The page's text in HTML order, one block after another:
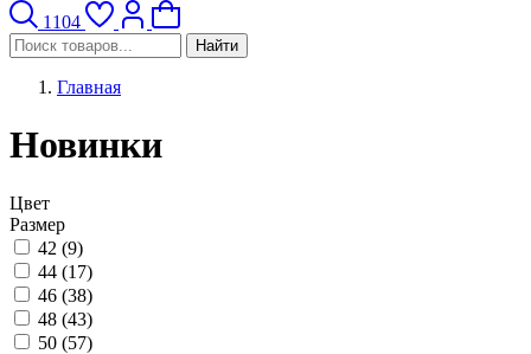
1104
Найти
Главная
Новинки
Цвет
Размер
42 (9)
44 (17)
46 (38)
48 (43)
50 (57)